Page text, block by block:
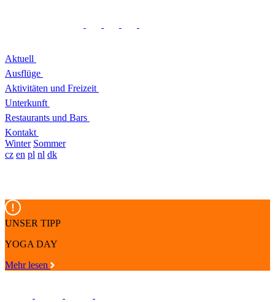
Aktuell
Ausflüge
Aktivitäten und Freizeit
Unterkunft
Restaurants und Bars
Kontakt
Winter Sommer
cz en pl nl dk
UNSER TIPP
YOGA DAY
Mehr lesen